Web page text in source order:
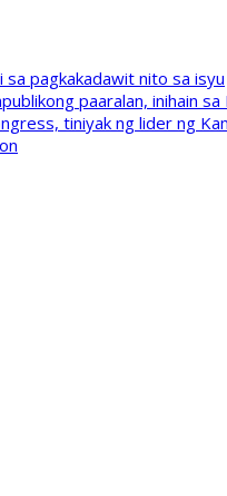
sa pagkakadawit nito sa isyu
paaralan, inihain sa
tiniyak ng lider ng